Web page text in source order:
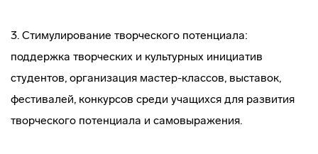
3. Стимулирование творческого потенциала:
поддержка творческих и культурных инициатив
студентов, организация мастер-классов, выставок,
фестивалей, конкурсов среди учащихся для развития
творческого потенциала и самовыражения.